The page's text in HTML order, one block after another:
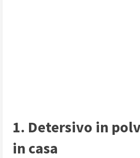
1. Detersivo in
in casa